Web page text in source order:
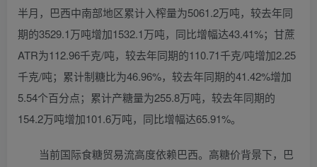
半月，巴西中南部地区累计入榨量为5061.2万吨，较去年同
期的3529.1万吨增加1532.1万吨，同比增幅达43.41%；甘蔗
ATR为112.96千克/吨，较去年同期的110.71千克/吨增加2.25
千克/吨；累计制糖比为46.96%，较去年同期的41.42%增加
5.54个百分点；累计产糖量为255.8万吨，较去年同期的
154.2万吨增加101.6万吨，同比增幅达65.91%。
当前国际食糖贸易流高度依赖巴西。高糖价背景下，巴